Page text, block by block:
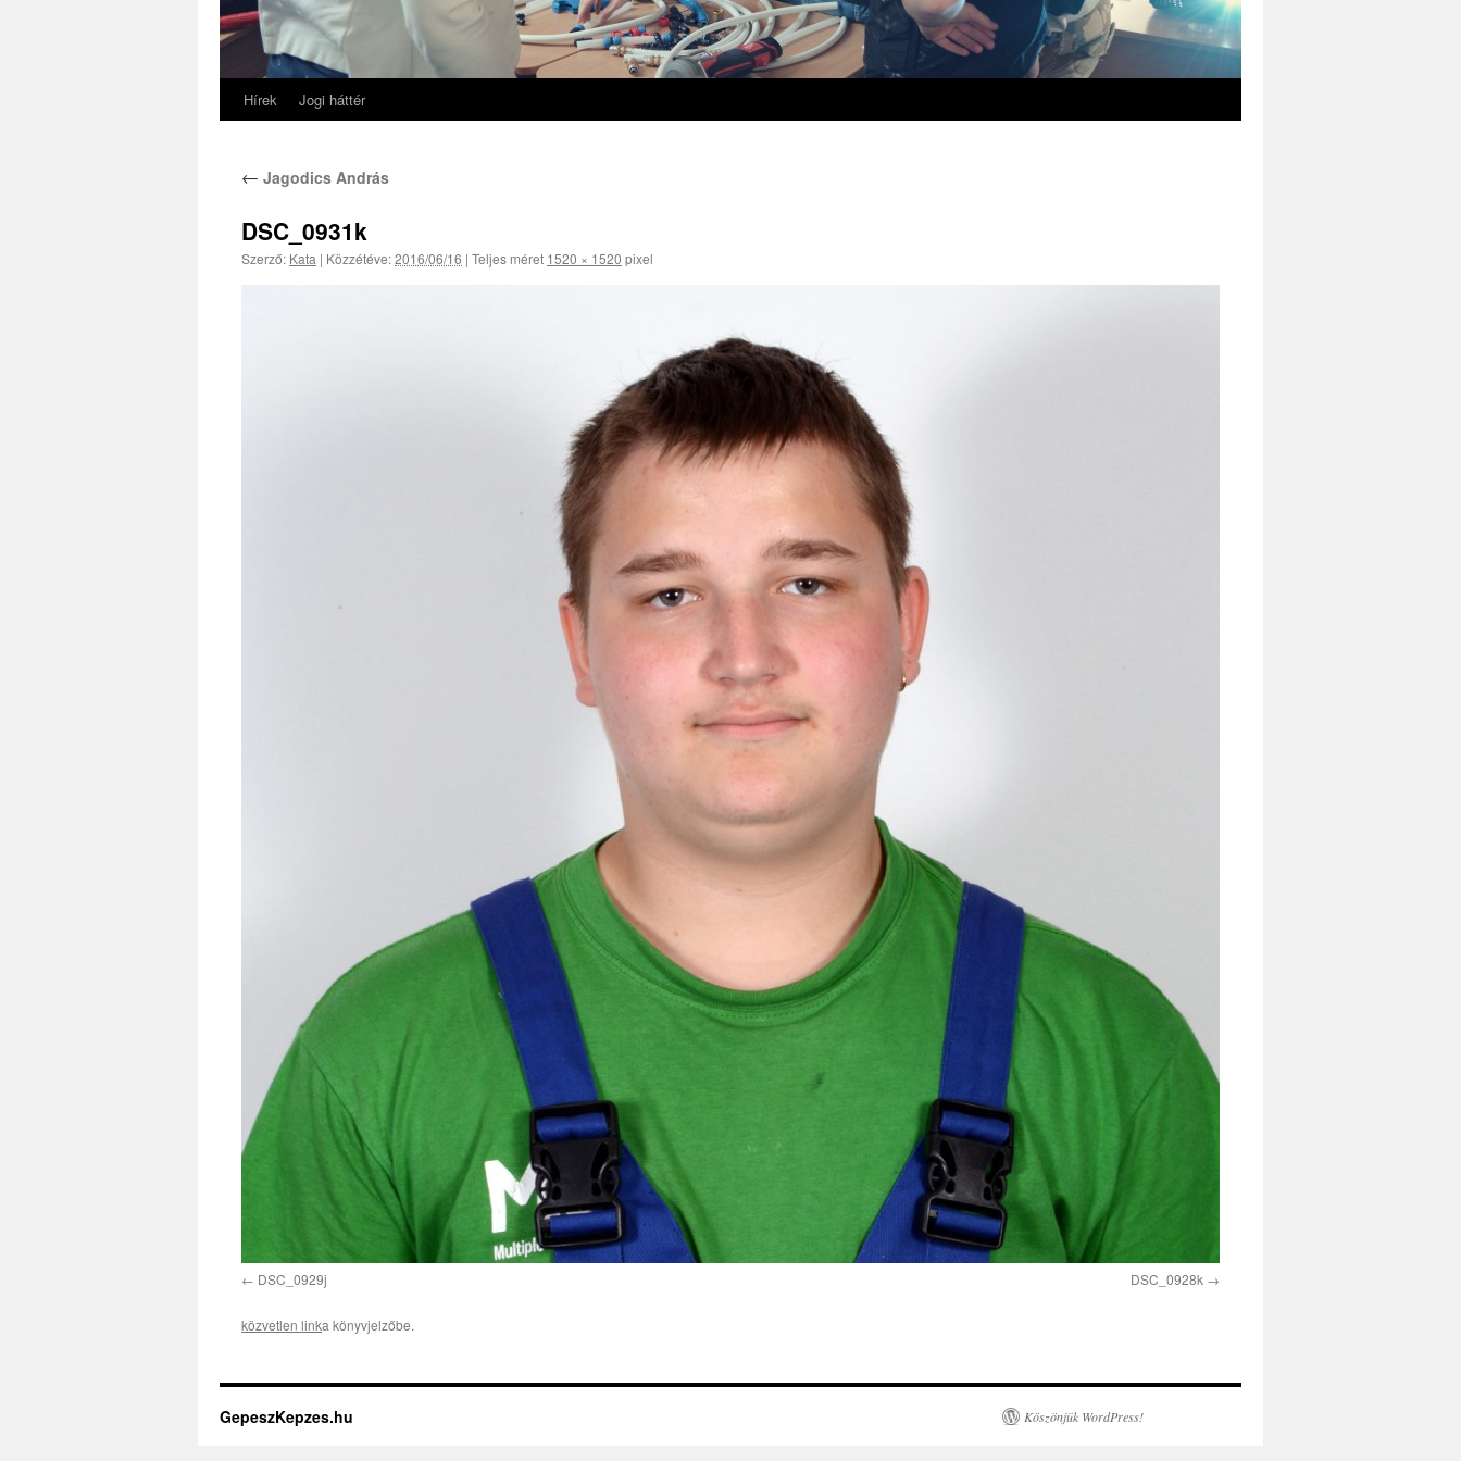
Hírek Jogi háttér
← Jagodics András
DSC_0931k
Szerző: Kata | Közzétéve:2016/06/16 | Teljes méret 1520 × 1520 pixel
DSC_0929j DSC_0928k
közvetlen linka könyvjelzőbe.
GepeszKepzes.hu Köszönjük WordPress!